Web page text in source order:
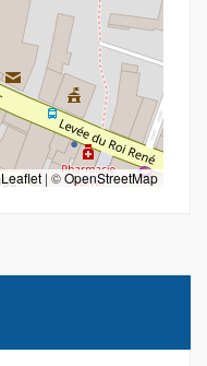
| ©OpenStreetMap